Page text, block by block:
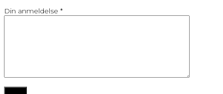
Din anmeldelse *